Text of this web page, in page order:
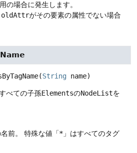
の場合に発生します。
oldAttrがその要素の属性でない場合
(String name)
べての子孫ElementsのNodeListを
前。
特殊な値「*」はすべてのタグ